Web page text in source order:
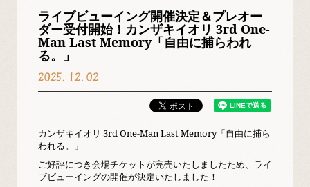
ライブビューイング開催決定＆プレオー
ダー受付開始！カンザキイオリ 3rd One-
Man Last Memory「自由に捕らわれ
る。」
2025.12.02
カンザキイオリ 3rd One-Man Last Memory「自由に捕ら
われる。」
ご好評につき会場チケットが完売いたしましたため、ライ
ブビューイングの開催が決定いたしました！